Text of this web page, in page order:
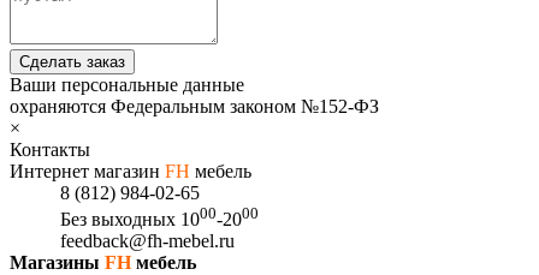
Сделать заказ
Ваши персональные данные
охраняются Федеральным законом №152-ФЗ
×
Контакты
Интернет магазин FH мебель
8 (812) 984-02-65
Без выходных 1000-2000
feedback@fh-mebel.ru
Магазины FHмебель